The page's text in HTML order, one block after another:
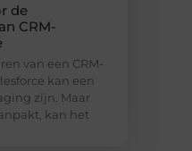
de
CRM-
van een CRM-
kan een
zijn. Maar
kan het